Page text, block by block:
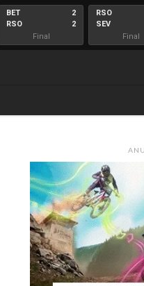
BET
RSO
2
2
Final
RSO
SEV
Final